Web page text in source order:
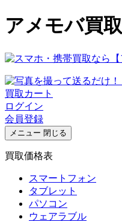
アメモバ買
買取カート
ログイン
会員登録
メニュー 閉じる
買取価格表
スマートフォン
タブレット
パソコン
ウェアラブル